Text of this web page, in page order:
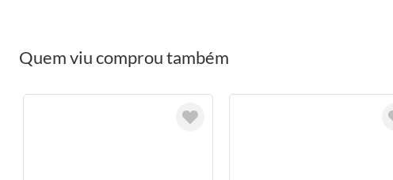
Quem viu comprou também